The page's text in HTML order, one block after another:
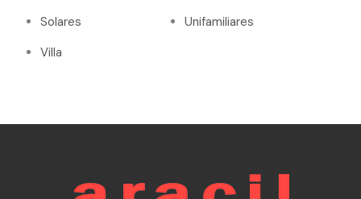
Solares
Unifamiliares
Villa